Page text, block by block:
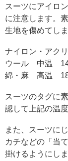
スーツにアイロ
に注意します。
生地を傷めてし
ナイロン・ア
ウール 中温
綿・麻 高温
スーツのタグに
認して上記の温
また、スーツに
カチなどの「当
掛けるようにし